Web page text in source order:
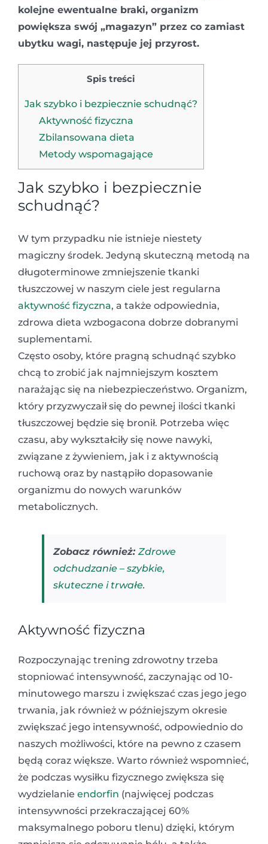
kolejne ewentualne braki, organizm
powiększa swój „magazyn” przez co zamiast
ubytku wagi, następuje jej przyrost.
Spis treści
Jak szybko i bezpiecznie schudnąć?
Aktywność fizyczna
Zbilansowana dieta
Metody wspomagające
Jak szybko i bezpiecznie
schudnąć?
W tym przypadku nie istnieje niestety
magiczny środek. Jedyną skuteczną metodą na
długoterminowe zmniejszenie tkanki
tłuszczowej w naszym ciele jest regularna
aktywność fizyczna, a także odpowiednia,
zdrowa dieta wzbogacona dobrze dobranymi
suplementami.
Często osoby, które pragną schudnąć szybko
chcą to zrobić jak najmniejszym kosztem
narażając się na niebezpieczeństwo. Organizm,
który przyzwyczaił się do pewnej ilości tkanki
tłuszczowej będzie się bronił. Potrzeba więc
czasu, aby wykształciły się nowe nawyki,
związane z żywieniem, jak i z aktywnością
ruchową oraz by nastąpiło dopasowanie
organizmu do nowych warunków
metabolicznych.
Zobacz również: Zdrowe
odchudzanie – szybkie,
skuteczne i trwałe.
Aktywność fizyczna
Rozpoczynając trening zdrowotny trzeba
stopniować intensywność, zaczynając od 10-
minutowego marszu i zwiększać czas jego jego
trwania, jak również w późniejszym okresie
zwiększać jego intensywność, odpowiednio do
naszych możliwości, które na pewno z czasem
będą coraz większe. Warto również wspomnieć,
że podczas wysiłku fizycznego zwiększa się
wydzielanie endorfin (najwięcej podczas
intensywności przekraczającej 60%
maksymalnego poboru tlenu) dzięki, którym